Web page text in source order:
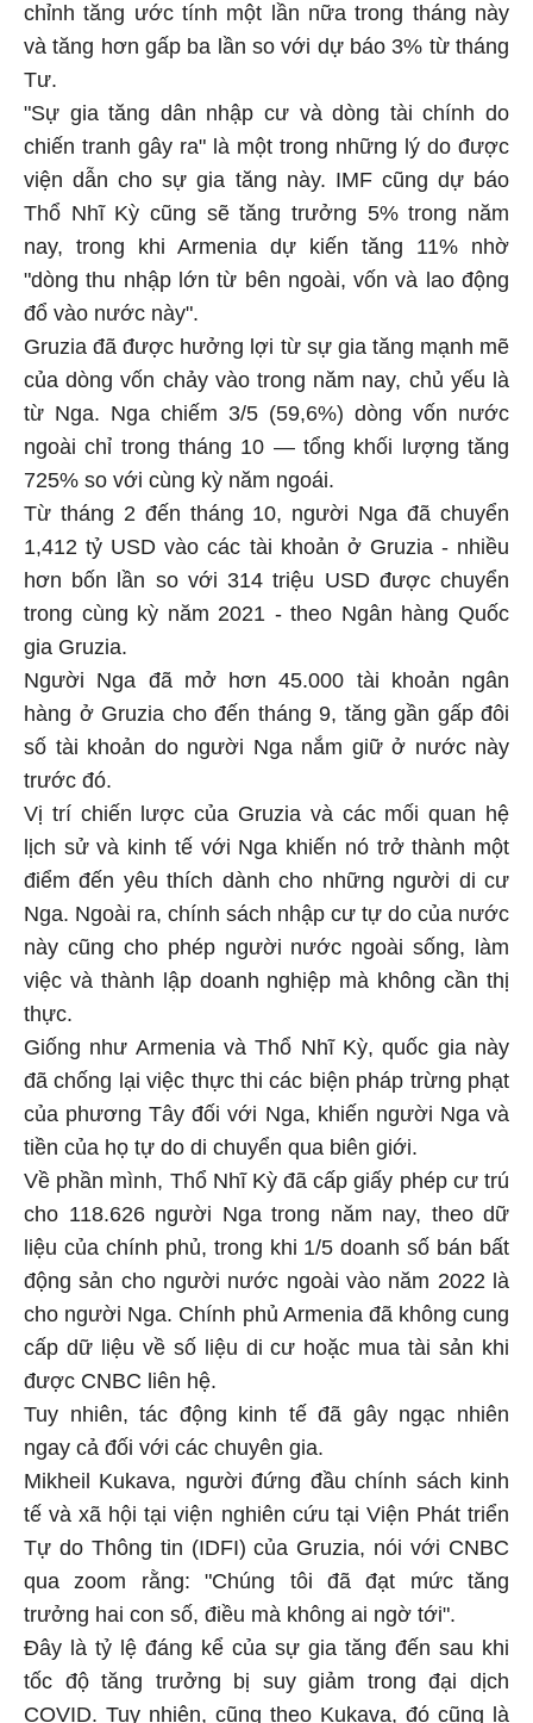
chỉnh tăng ước tính một lần nữa trong tháng này
và tăng hơn gấp ba lần so với dự báo 3% từ tháng
Tư.
"Sự gia tăng dân nhập cư và dòng tài chính do
chiến tranh gây ra" là một trong những lý do được
viện dẫn cho sự gia tăng này. IMF cũng dự báo
Thổ Nhĩ Kỳ cũng sẽ tăng trưởng 5% trong năm
nay, trong khi Armenia dự kiến tăng 11% nhờ
"dòng thu nhập lớn từ bên ngoài, vốn và lao động
đổ vào nước này".
Gruzia đã được hưởng lợi từ sự gia tăng mạnh mẽ
của dòng vốn chảy vào trong năm nay, chủ yếu là
từ Nga. Nga chiếm 3/5 (59,6%) dòng vốn nước
ngoài chỉ trong tháng 10 — tổng khối lượng tăng
725% so với cùng kỳ năm ngoái.
Từ tháng 2 đến tháng 10, người Nga đã chuyển
1,412 tỷ USD vào các tài khoản ở Gruzia - nhiều
hơn bốn lần so với 314 triệu USD được chuyển
trong cùng kỳ năm 2021 - theo Ngân hàng Quốc
gia Gruzia.
Người Nga đã mở hơn 45.000 tài khoản ngân
hàng ở Gruzia cho đến tháng 9, tăng gần gấp đôi
số tài khoản do người Nga nắm giữ ở nước này
trước đó.
Vị trí chiến lược của Gruzia và các mối quan hệ
lịch sử và kinh tế với Nga khiến nó trở thành một
điểm đến yêu thích dành cho những người di cư
Nga. Ngoài ra, chính sách nhập cư tự do của nước
này cũng cho phép người nước ngoài sống, làm
việc và thành lập doanh nghiệp mà không cần thị
thực.
Giống như Armenia và Thổ Nhĩ Kỳ, quốc gia này
đã chống lại việc thực thi các biện pháp trừng phạt
của phương Tây đối với Nga, khiến người Nga và
tiền của họ tự do di chuyển qua biên giới.
Về phần mình, Thổ Nhĩ Kỳ đã cấp giấy phép cư trú
cho 118.626 người Nga trong năm nay, theo dữ
liệu của chính phủ, trong khi 1/5 doanh số bán bất
động sản cho người nước ngoài vào năm 2022 là
cho người Nga. Chính phủ Armenia đã không cung
cấp dữ liệu về số liệu di cư hoặc mua tài sản khi
được CNBC liên hệ.
Tuy nhiên, tác động kinh tế đã gây ngạc nhiên
ngay cả đối với các chuyên gia.
Mikheil Kukava, người đứng đầu chính sách kinh
tế và xã hội tại viện nghiên cứu tại Viện Phát triển
Tự do Thông tin (IDFI) của Gruzia, nói với CNBC
qua zoom rằng: "Chúng tôi đã đạt mức tăng
trưởng hai con số, điều mà không ai ngờ tới".
Đây là tỷ lệ đáng kể của sự gia tăng đến sau khi
tốc độ tăng trưởng bị suy giảm trong đại dịch
COVID. Tuy nhiên, cũng theo Kukava, đó cũng là